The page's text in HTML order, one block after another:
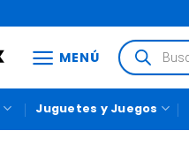
MENÚ
Juguetes y Juegos